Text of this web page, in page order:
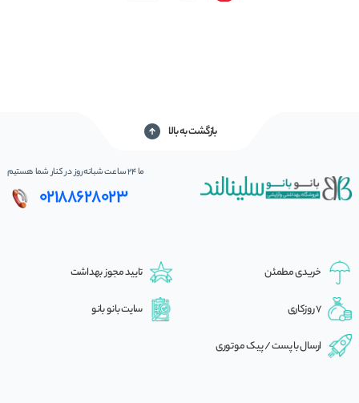
بازگشت به بالا
ما 24 ساعت شبانه‌روز در کنار شما هستیم
02188628023
خریدی مطمئن تایید مجوز بهداشت
7 روزکاری سایت بانو بانو
ارسال با پست / پیک موتوری